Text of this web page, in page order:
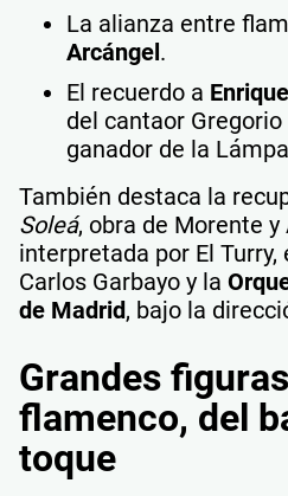
La alianza entre
Arcángel.
El recuerdo a
del cantaor
ganador de la
También destaca la
Soleá, obra de Morente y
interpretada por El
Carlos Garbayo y la
de Madrid, bajo la
Grandes
flamenco, del
toque